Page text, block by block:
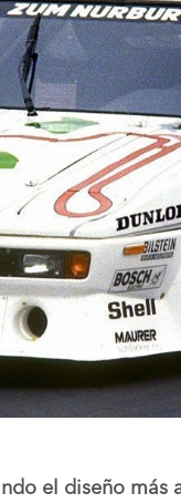
el diseño más